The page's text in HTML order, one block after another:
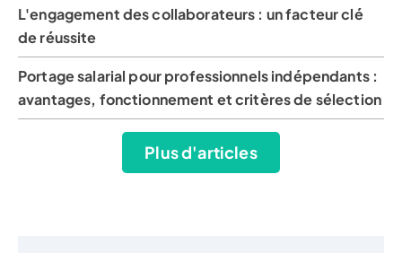
L'engagement des collaborateurs : un facteur clé
de réussite
Portage salarial pour professionnels indépendants :
avantages, fonctionnement et critères de sélection
Plus d'articles